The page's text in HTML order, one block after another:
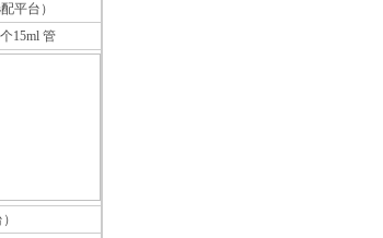
平台）
15ml 管